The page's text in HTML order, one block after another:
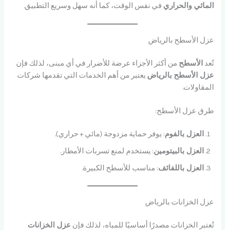
المائي والحراري في نفس الوقت، كما أنه سهل وسريع التطبيق.
عزل الأسطح بالرياض
تُعد الأسطح من أكثر الأجزاء عرضة للأضرار في أي مبنى، لذلك فإن
عزل الأسطح بالرياض يعتبر من أهم الخدمات التي تقدمها شركات
المقاولات.
طرق عزل الأسطح:
العزل بالفوم: يوفر حماية مزدوجة (مائي + حراري).
العزل بالبيتومين: يستخدم لمنع تسربات الأمطار.
العزل باللفائف: مناسب للأسطح الكبيرة.
عزل الخزانات بالرياض
تُعتبر الخزانات مصدرًا أساسيًا للمياه، لذلك فإن عزل الخزانات